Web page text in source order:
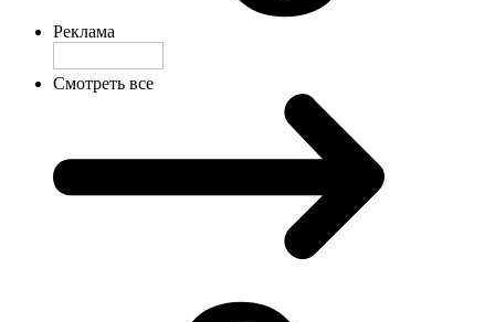
Реклама
Смотреть все